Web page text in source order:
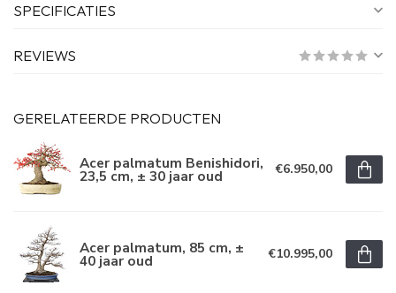
SPECIFICATIES
REVIEWS
GERELATEERDE PRODUCTEN
Acer palmatum Benishidori,
23,5 cm, ± 30 jaar oud €6.950,00
Acer palmatum, 85 cm, ±
40 jaar oud €10.995,00